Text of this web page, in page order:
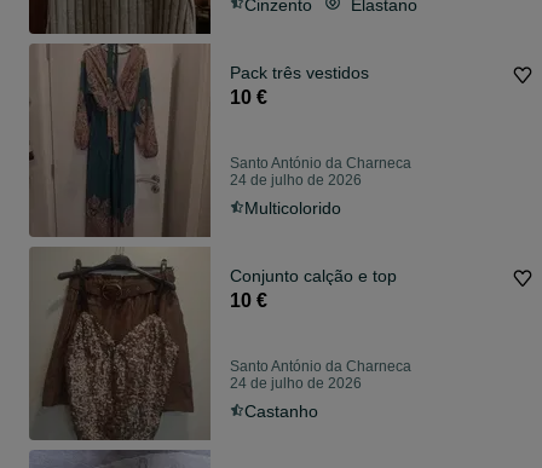
Cinzento Elastano
Pack três vestidos
10 €
Santo António da Charneca
24 de julho de 2026
Multicolorido
Conjunto calção e top
10 €
Santo António da Charneca
24 de julho de 2026
Castanho